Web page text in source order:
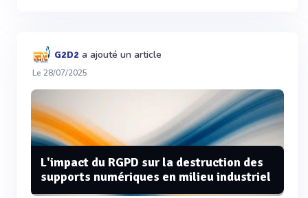
G2D2 a ajouté un article
Le 28/07/2025
L'impact du RGPD sur la destruction des
supports numériques en milieu industriel